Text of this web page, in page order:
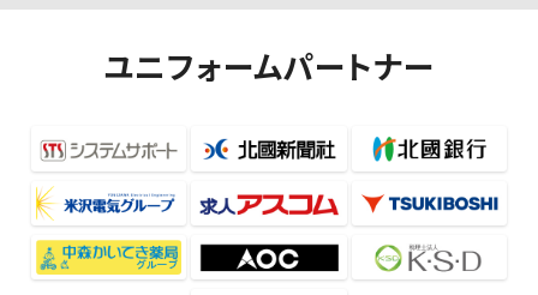
ユニフォームパートナー